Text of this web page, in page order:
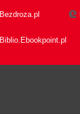
Bezdroza.pl
Biblio.Ebookpoint.pl